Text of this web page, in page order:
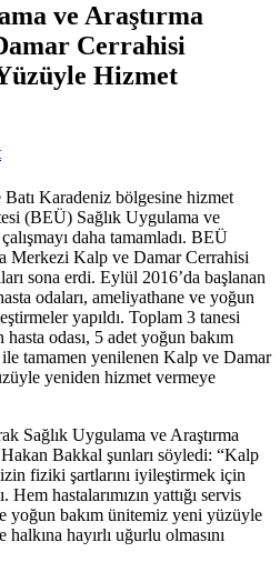
ve Araştırma
Cerrahisi
Hizmet
Batı Karadeniz bölgesine hizmet
(BEÜ) Sağlık Uygulama ve
daha tamamladı. BEÜ
Merkezi Kalp ve Damar Cerrahisi
sona erdi. Eylül 2016’da başlanan
odaları, ameliyathane ve yoğun
yapıldı. Toplam 3 tanesi
odası, 5 adet yoğun bakım
tamamen yenilenen Kalp ve Damar
yeniden hizmet vermeye
Sağlık Uygulama ve Araştırma
Bakkal şunları söyledi: “Kalp
fiziki şartlarını iyileştirmek için
Hem hastalarımızın yattığı servis
yoğun bakım ünitemiz yeni yüzüyle
hayırlı uğurlu olmasını